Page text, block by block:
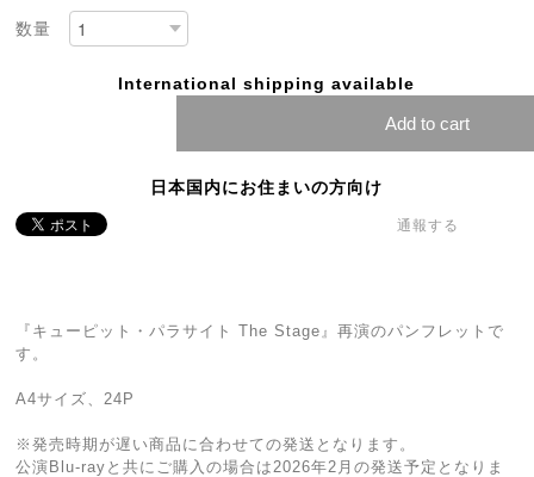
数量
International shipping available
Add to cart
日本国内にお住まいの方向け
通報する
『キューピット・パラサイト The Stage』再演のパンフレットで
す。
A4サイズ、24P
※発売時期が遅い商品に合わせての発送となります。
公演Blu-rayと共にご購入の場合は2026年2月の発送予定となりま